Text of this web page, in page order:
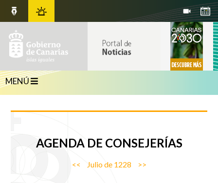
MENÚ
AGENDADE CONSEJERÍAS
<< Julio de 1228 >>